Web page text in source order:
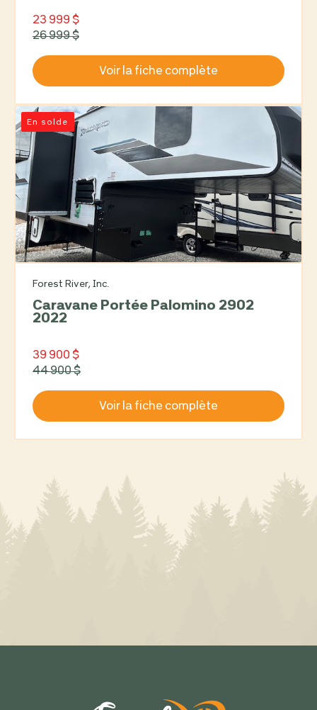
26 999 $
23 999 $
Voir la fiche complète
En solde
Forest River, Inc.
Caravane Portée Palomino 2902
2022
44 900 $
39 900 $
Voir la fiche complète